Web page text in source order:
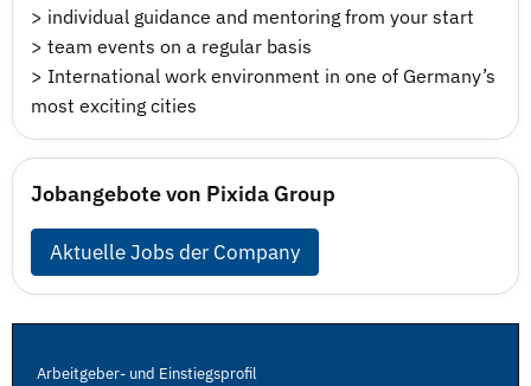
> individual guidance and mentoring from your start
> team events on a regular basis
> International work environment in one of Germany’s
most exciting cities
Jobangebote von Pixida Group
Aktuelle Jobs der Company
Arbeitgeber- und Einstiegsprofil